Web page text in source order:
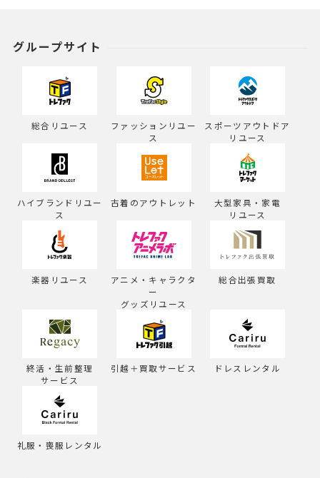
グループサイト
総合リユース
ファッションリユー
ス
スポーツアウトドア
リユース
ハイブランドリユー
ス
古着のアウトレット
大型家具・家電
リユース
楽器リユース
アニメ・キャラクタ
ー
グッズリユース
総合出張買取
終活・生前整理
サービス
引越＋買取サービス ドレスレンタル
礼服・喪服レンタル